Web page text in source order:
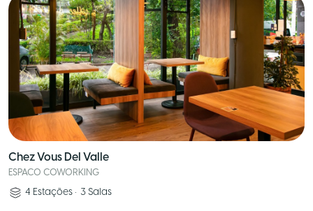
Chez Vous Del Valle
ESPACO COWORKING
4 Estações • 3 Salas